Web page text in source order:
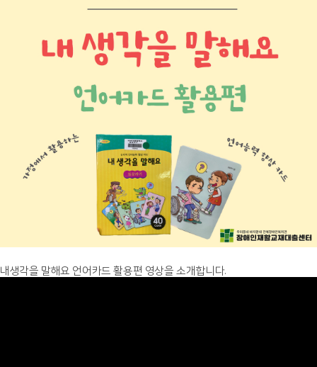
내생각을 말해요 언어카드 활용편 영상을 소개합니다.